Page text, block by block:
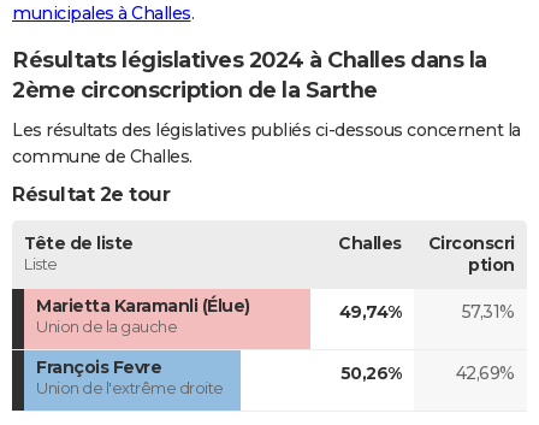
municipales à Challes.
Résultats législatives 2024 à Challes dans la
2ème circonscription de la Sarthe
Les résultats des législatives publiés ci-dessous concernent la
commune de Challes.
Résultat 2e tour
Tête de liste
Liste
Challes
Circonscri
ption
Marietta Karamanli (Élue)
Union de la gauche
49,74% 57,31%
François Fevre
Union de l'extrême droite
50,26% 42,69%